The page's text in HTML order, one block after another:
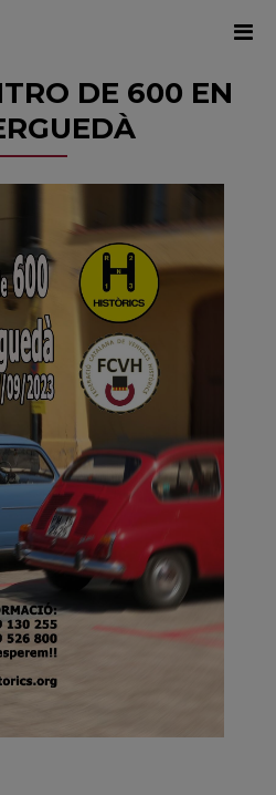
DE 600 EN